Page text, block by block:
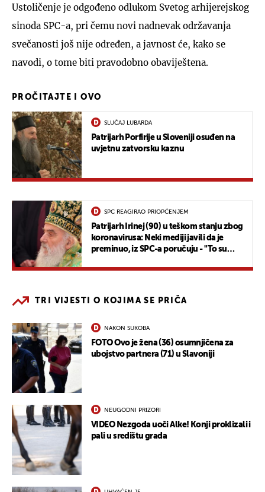
Ustoličenje je odgođeno odlukom Svetog arhijerejskog
sinoda SPC-a, pri čemu novi nadnevak održavanja
svečanosti još nije određen, a javnost će, kako se
navodi, o tome biti pravodobno obaviještena.
PROČITAJTE I OVO
SLUČAJ LUBARDA
Patrijarh Porfirije u Sloveniji osuđen na
uvjetnu zatvorsku kaznu
SPC REAGIRAO PRIOPĆENJEM
Patrijarh Irinej (90) u teškom stanju zbog
koronavirusa: Neki mediji javili da je
preminuo, iz SPC-a poručuju - "To su
TRI VIJESTI O KOJIMA SE PRIČA
NAKON SUKOBA
FOTO Ovo je žena (36) osumnjičena za
ubojstvo partnera (71) u Slavoniji
NEUGODNI PRIZORI
VIDEO Nezgoda uoči Alke! Konji proklizali i
pali u središtu grada